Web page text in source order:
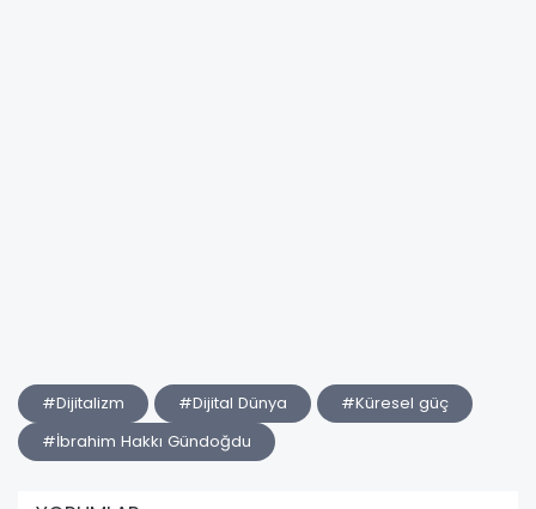
#Dijitalizm #Dijital Dünya
#Küresel güç
#İbrahim Hakkı Gündoğdu